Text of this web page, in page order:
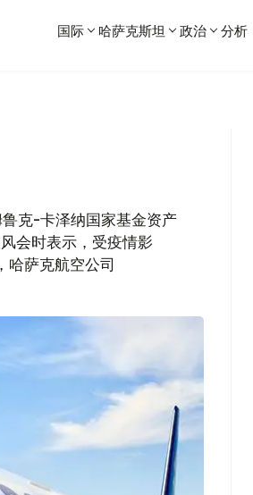
国际 哈萨克斯坦 政治 分析
克-卡泽纳国家基金资产
会时表示，受疫情影
萨克航空公司